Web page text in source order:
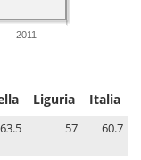
2011
Liguria Italia
63.5 57 60.7